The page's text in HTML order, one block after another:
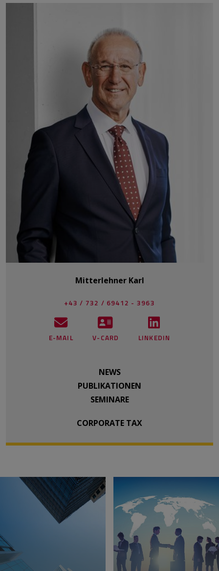
Mitterlehner Karl
+43 / 732 / 69412 - 3963
E-MAIL V-CARD LINKEDIN
NEWS
PUBLIKATIONEN
SEMINARE
CORPORATE TAX